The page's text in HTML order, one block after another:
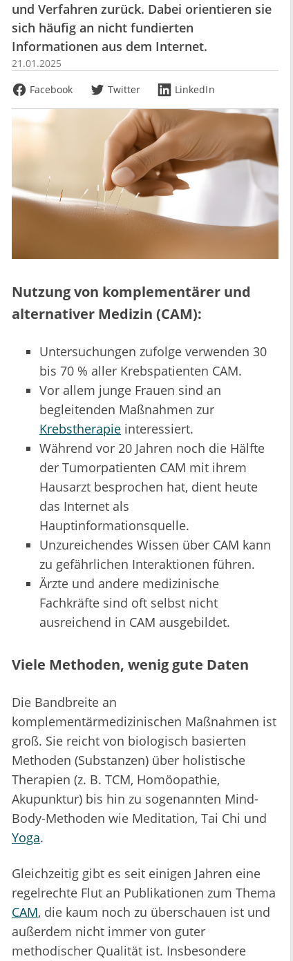
und Verfahren zurück. Dabei orientieren sie
sich häufig an nicht fundierten
Informationen aus dem Internet.
21.01.2025
Facebook
Twitter LinkedIn
Nutzung von komplementärer und
alternativer Medizin (CAM):
Untersuchungen zufolge verwenden 30
bis 70 % aller Krebspatienten CAM.
Vor allem junge Frauen sind an
begleitenden Maßnahmen zur
Krebstherapie interessiert.
Während vor 20 Jahren noch die Hälfte
der Tumorpatienten CAM mit ihrem
Hausarzt besprochen hat, dient heute
das Internet als
Hauptinformationsquelle.
Unzureichendes Wissen über CAM kann
zu gefährlichen Interaktionen führen.
Ärzte und andere medizinische
Fachkräfte sind oft selbst nicht
ausreichend in CAM ausgebildet.
Viele Methoden, wenig gute Daten
Die Bandbreite an
komplementärmedizinischen Maßnahmen ist
groß. Sie reicht von biologisch basierten
Methoden (Substanzen) über holistische
Therapien (z. B. TCM, Homöopathie,
Akupunktur) bis hin zu sogenannten Mind-
Body-Methoden wie Meditation, Tai Chi und
Yoga.
Gleichzeitig gibt es seit einigen Jahren eine
regelrechte Flut an Publikationen zum Thema
CAM, die kaum noch zu überschauen ist und
außerdem nicht immer von guter
methodischer Qualität ist. Insbesondere